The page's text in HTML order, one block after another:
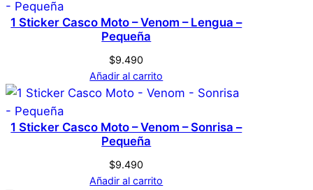
d
a
Acceder
1 Sticker Casco Moto – Venom – Lengua –
Pequeña
$9.490
Añadir al carrito
1 Sticker Casco Moto – Venom – Sonrisa –
Pequeña
$9.490
Añadir al carrito